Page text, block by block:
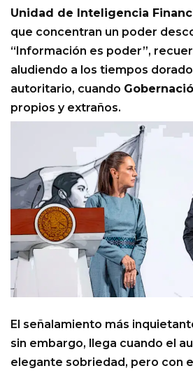
Unidad de Inteligencia
que concentran un poder
“Información es poder”,
aludiendo a los tiempos
autoritario, cuando
propios y extraños.
El señalamiento más
sin embargo, llega cuando el
elegante sobriedad, pero con